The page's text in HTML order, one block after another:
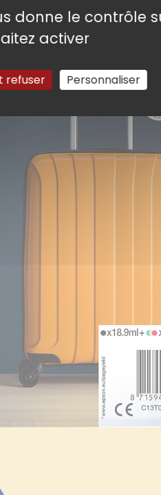
donne le contrôle
activer
refuser Personnaliser